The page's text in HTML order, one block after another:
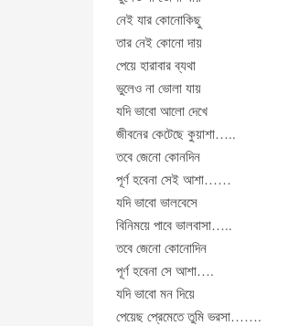
নেই যার কোনোকিছু
তার নেই কোনো দায়
পেয়ে হারাবার ব্যথা
ভুলেও না ভোলা যায়
যদি ভাবো আলো দেখে
জীবনের কেটেছে কুয়াশা…..
তবে জেনো কোনদিন
পূর্ণ হবেনা সেই আশা……
যদি ভাবো ভালবেসে
বিনিময়ে পাবে ভালবাসা…..
তবে জেনো কোনোদিন
পূর্ণ হবেনা সে আশা….
যদি ভাবো মন দিয়ে
পেয়েছ প্রেমেতে তুমি ভরসা…….